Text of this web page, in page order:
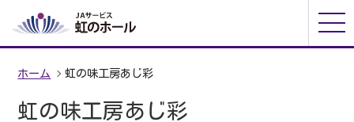
ホーム 虹の味工房あじ彩
虹の味工房あじ彩